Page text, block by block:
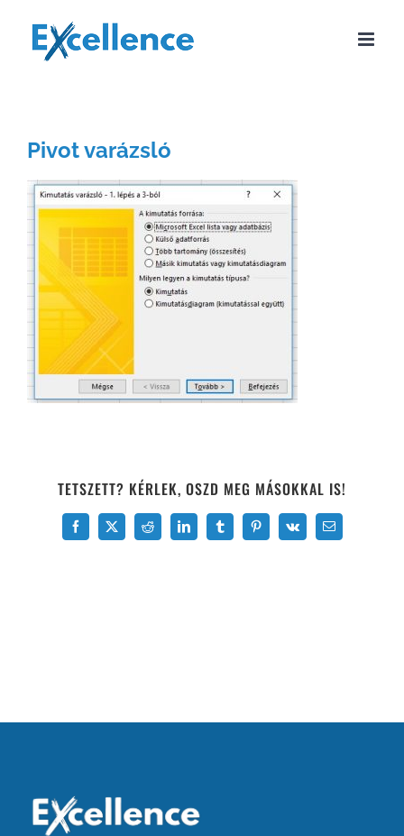
Pivot varázsló
TETSZETT? KÉRLEK, OSZD MEG MÁSOKKAL IS!
Facebook
X Reddit LinkedInTumblrPinterest
Vk Email: